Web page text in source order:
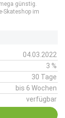
günstig.
Skateshop im
04.03.2022
3 %
30 Tage
bis 6 Wochen
verfügbar